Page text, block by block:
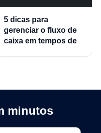
5 dicas para
gerenciar o fluxo de
caixa em tempos de
minutos